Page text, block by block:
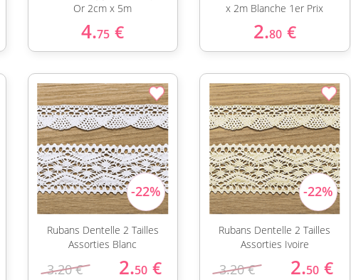
Or 2cm x 5m
4.75 €
x 2m Blanche 1er Prix
2.80 €
Rubans Dentelle 2 Tailles
Assorties Blanc
3.20 € 2.50 €
Rubans Dentelle 2 Tailles
Assorties Ivoire
3.20 € 2.50 €